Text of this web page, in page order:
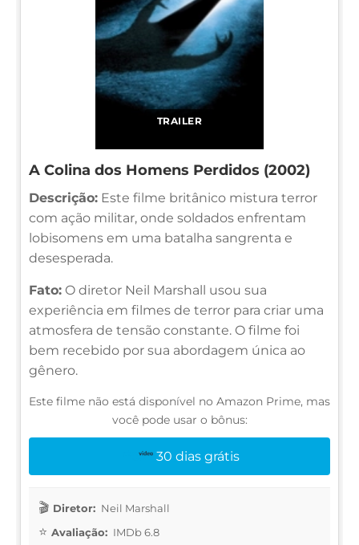
TRAILER
A Colina dos Homens Perdidos (2002)
Descrição: Este filme britânico mistura terror
com ação militar, onde soldados enfrentam
lobisomens em uma batalha sangrenta e
desesperada.
Fato: O diretor Neil Marshall usou sua
experiência em filmes de terror para criar uma
atmosfera de tensão constante. O filme foi
bem recebido por sua abordagem única ao
gênero.
Este filme não está disponível no Amazon Prime, mas
você pode usar o bônus:
30 dias grátis
Diretor: Neil Marshall
Avaliação: IMDb 6.8